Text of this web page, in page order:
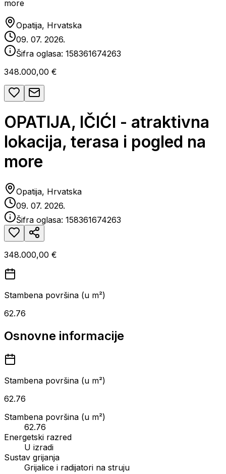
more
Opatija, Hrvatska
09. 07. 2026.
Šifra oglasa: 158361674263
348.000,00 €
OPATIJA, IČIĆI - atraktivna
lokacija, terasa i pogled na
more
Opatija, Hrvatska
09. 07. 2026.
Šifra oglasa: 158361674263
348.000,00 €
Stambena površina (u m²)
62.76
Osnovne informacije
Stambena površina (u m²)
62.76
Stambena površina (u m²)
62.76
Energetski razred
U izradi
Sustav grijanja
Grijalice i radijatori na struju